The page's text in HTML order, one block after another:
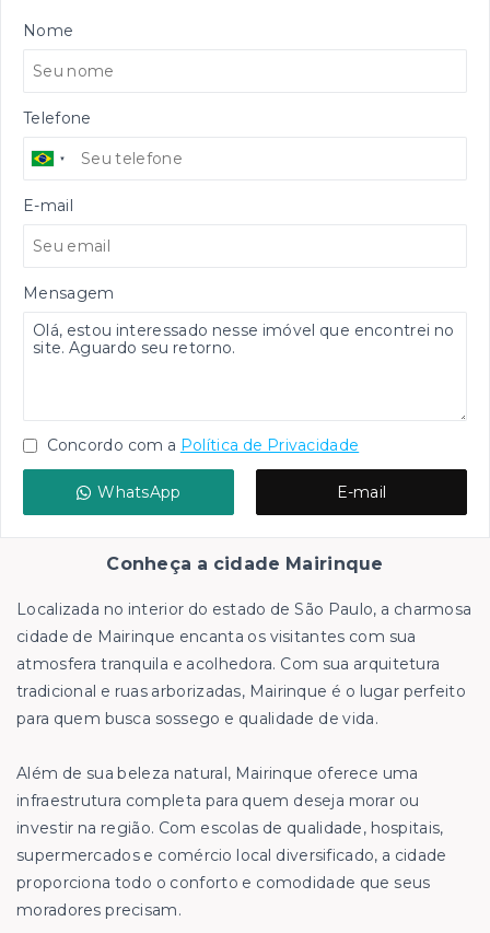
Nome
Telefone
E-mail
Mensagem
Concordo com a Política de Privacidade
WhatsApp E-mail
Conheça a cidade Mairinque
Localizada no interior do estado de São Paulo, a charmosa
cidade de Mairinque encanta os visitantes com sua
atmosfera tranquila e acolhedora. Com sua arquitetura
tradicional e ruas arborizadas, Mairinque é o lugar perfeito
para quem busca sossego e qualidade de vida.
Além de sua beleza natural, Mairinque oferece uma
infraestrutura completa para quem deseja morar ou
investir na região. Com escolas de qualidade, hospitais,
supermercados e comércio local diversificado, a cidade
proporciona todo o conforto e comodidade que seus
moradores precisam.